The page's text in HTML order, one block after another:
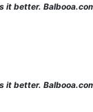
it better.
it better.